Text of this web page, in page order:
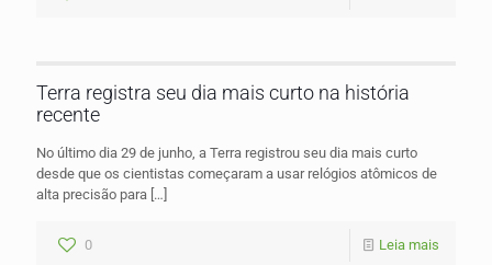
Terra registra seu dia mais curto na história
recente
No último dia 29 de junho, a Terra registrou seu dia mais curto
desde que os cientistas começaram a usar relógios atômicos de
alta precisão para […]
0 Leia mais